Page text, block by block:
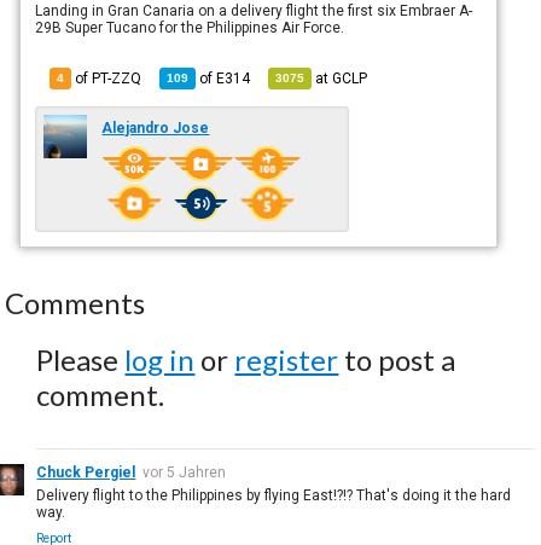
Landing in Gran Canaria on a delivery flight the first six Embraer A-
29B Super Tucano for the Philippines Air Force.
4 of PT-ZZQ 109 ofE314 3075 atGCLP
Alejandro Jose
Comments
Please log in or register to post a
comment.
Chuck Pergiel
vor 5 Jahren
Delivery flight to the Philippines by flying East!?!? That's doing it the hard
way.
Report